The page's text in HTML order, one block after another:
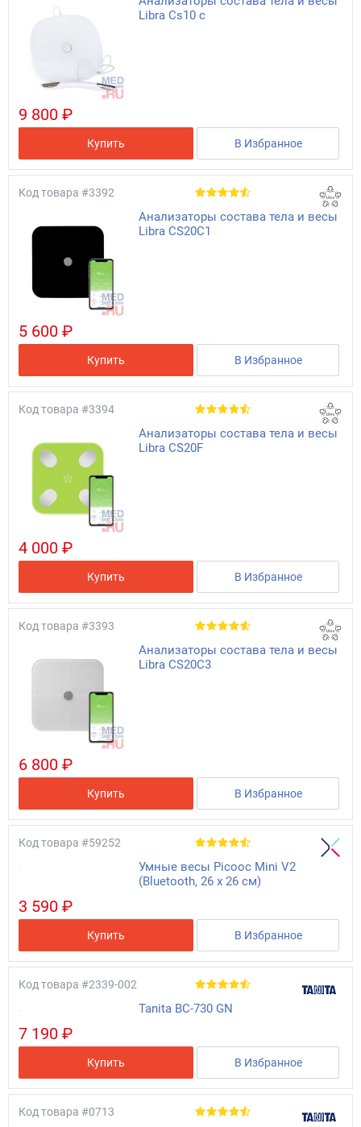
Libra Cs10 c
9 800 ₽
Купить В Избранное
Код товара #3392
Анализаторы состава тела и весы
Libra CS20C1
5 600 ₽
Купить В Избранное
Код товара #3394
Анализаторы состава тела и весы
Libra CS20F
4 000 ₽
Купить В Избранное
Код товара #3393
Анализаторы состава тела и весы
Libra CS20C3
6 800 ₽
Купить В Избранное
Код товара #59252
Умные весы Picooc Mini V2
(Bluetooth, 26 х 26 см)
3 590 ₽
Купить В Избранное
Код товара #2339-002
Tanita BC-730 GN
7 190 ₽
Купить В Избранное
Код товара #0713